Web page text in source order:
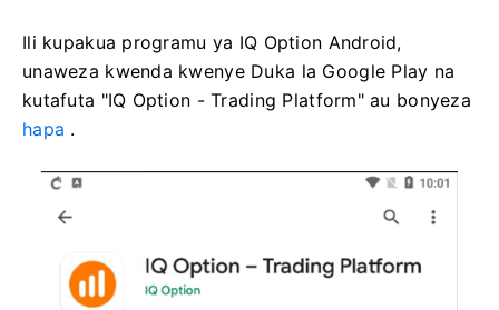
Ili kupakua programu ya IQ Option Android,
unaweza kwenda kwenye Duka la Google Play na
kutafuta "IQ Option - Trading Platform" au bonyeza
hapa .